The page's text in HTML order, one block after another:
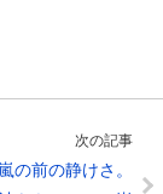
次の記事
の前の静けさ。